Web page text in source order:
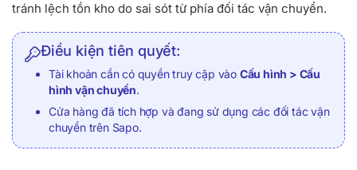
tránh lệch tồn kho do sai sót từ phía đối tác vận chuyển.
Điều kiện tiên quyết:
Tài khoản cần có quyền truy cập vào Cấu hình > Cấu
hình vận chuyển.
Cửa hàng đã tích hợp và đang sử dụng các đối tác vận
chuyển trên Sapo.